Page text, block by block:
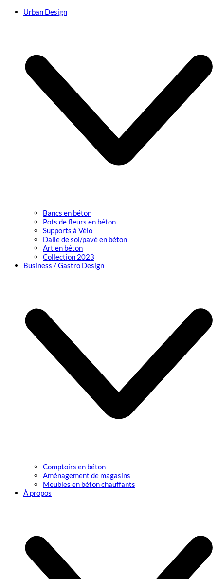
Urban Design
Bancs en béton
Pots de fleurs en béton
Supports à Vélo
Dalle de sol/pavé en béton
Art en béton
Collection 2023
Business / Gastro Design
Comptoirs en béton
Aménagement de magasins
Meubles en béton chauffants
À propos